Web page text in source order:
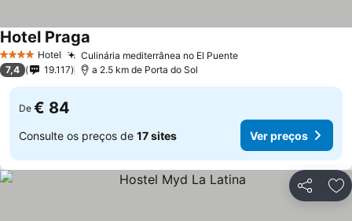
4 EstrelasHotel Culinária mediterrânea no El PuenteVer preços
Hotel Praga
7,4 19.117 a 2.5 km de Porta do Sol
De € 84
Consulte os preços de 17 sites Ver preços
Partilhar